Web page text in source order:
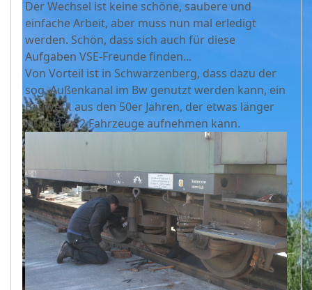
Der Wechsel ist keine schöne, saubere und
einfache Arbeit, aber muss nun mal erledigt
werden. Schön, dass sich auch für diese
Aufgaben VSE-Freunde finden...
Von Vorteil ist in Schwarzenberg, dass dazu der
sog. Außenkanal im Bw genutzt werden kann, ein
Bauwerk aus den 50er Jahren, der etwas länger
ist und so 2 Fahrzeuge aufnehmen kann.